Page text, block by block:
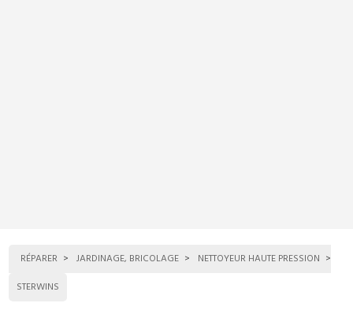
RÉPARER JARDINAGE, BRICOLAGE
NETTOYEUR HAUTE PRESSION
STERWINS